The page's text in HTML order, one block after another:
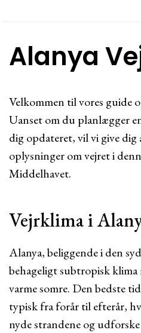
Alanya
Velkommen til vores guide
Uanset om du planlægger
dig opdateret, vil vi give dig
oplysninger om vejret i
Middelhavet.
Vejrklima i
Alanya, beliggende i den
behageligt subtropisk
varme somre. Den bedste
typisk fra forår til efterår,
nyde strandene og